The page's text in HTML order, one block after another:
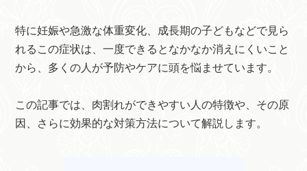
特に妊娠や急激な体重変化、成長期の子どもなどで見ら
れるこの症状は、一度できるとなかなか消えにくいこと
から、多くの人が予防やケアに頭を悩ませています。
この記事では、肉割れができやすい人の特徴や、その原
因、さらに効果的な対策方法について解説します。